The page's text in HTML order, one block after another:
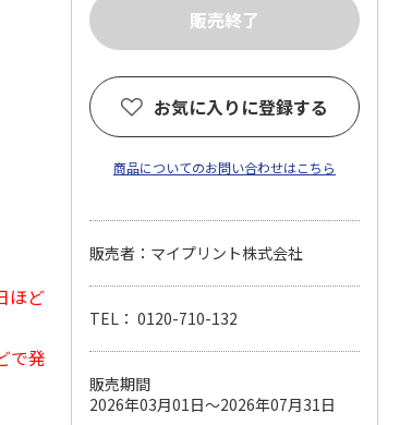
ほど
で発
お気に入りに登録する
商品についてのお問い合わせはこちら
販売者：マイプリント株式会社
TEL： 0120-710-132
販売期間
2026年03月01日～2026年07月31日